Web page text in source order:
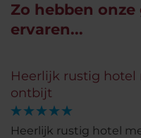
Zo hebben
ervaren...
Heerlijk rustig hotel
ontbijt
Heerlijk rustig hotel